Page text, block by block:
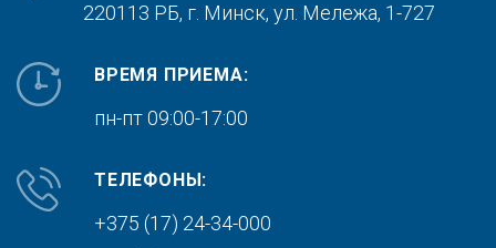
220113 РБ, г. Минск, ул. Мележа, 1-727
ВРЕМЯ ПРИЕМА:
пн-пт 09:00-17:00
ТЕЛЕФОНЫ:
+375 (17) 24-34-000